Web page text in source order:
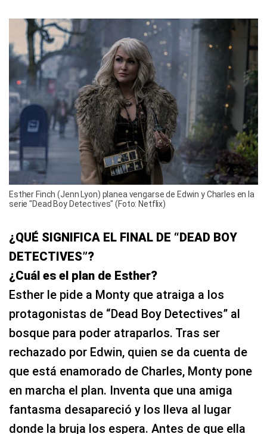
Esther Finch (Jenn Lyon) planea vengarse de Edwin y Charles en la
serie "Dead Boy Detectives" (Foto: Netflix)
¿QUÉ SIGNIFICA EL FINAL DE “DEAD BOY
DETECTIVES”?
¿Cuál es el plan de Esther?
Esther le pide a Monty que atraiga a los
protagonistas de “Dead Boy Detectives” al
bosque para poder atraparlos. Tras ser
rechazado por Edwin, quien se da cuenta de
que está enamorado de Charles, Monty pone
en marcha el plan. Inventa que una amiga
fantasma desapareció y los lleva al lugar
donde la bruja los espera. Antes de que ella